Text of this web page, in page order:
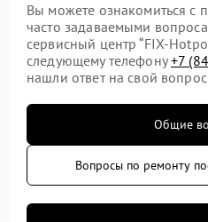
Вы можете ознакомиться с
часто задаваемыми
сервисный центр “FIX-
следующему телефону+7
нашли ответ на свой
Общие
Вопросы по ремонту